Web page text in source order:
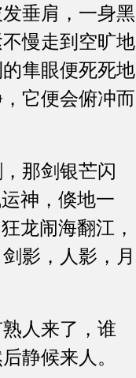
垂肩，一身黑
慢走到空旷地
隼眼便死死地
它便会俯冲而
那剑银芒闪
神，倏地一
龙闹海翻江，
影，人影，月
人来了，谁
静候来人。